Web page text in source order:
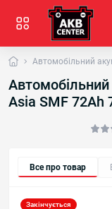
Автомобільний
Asia SMF 72Ah
Все про товар
Закінчується